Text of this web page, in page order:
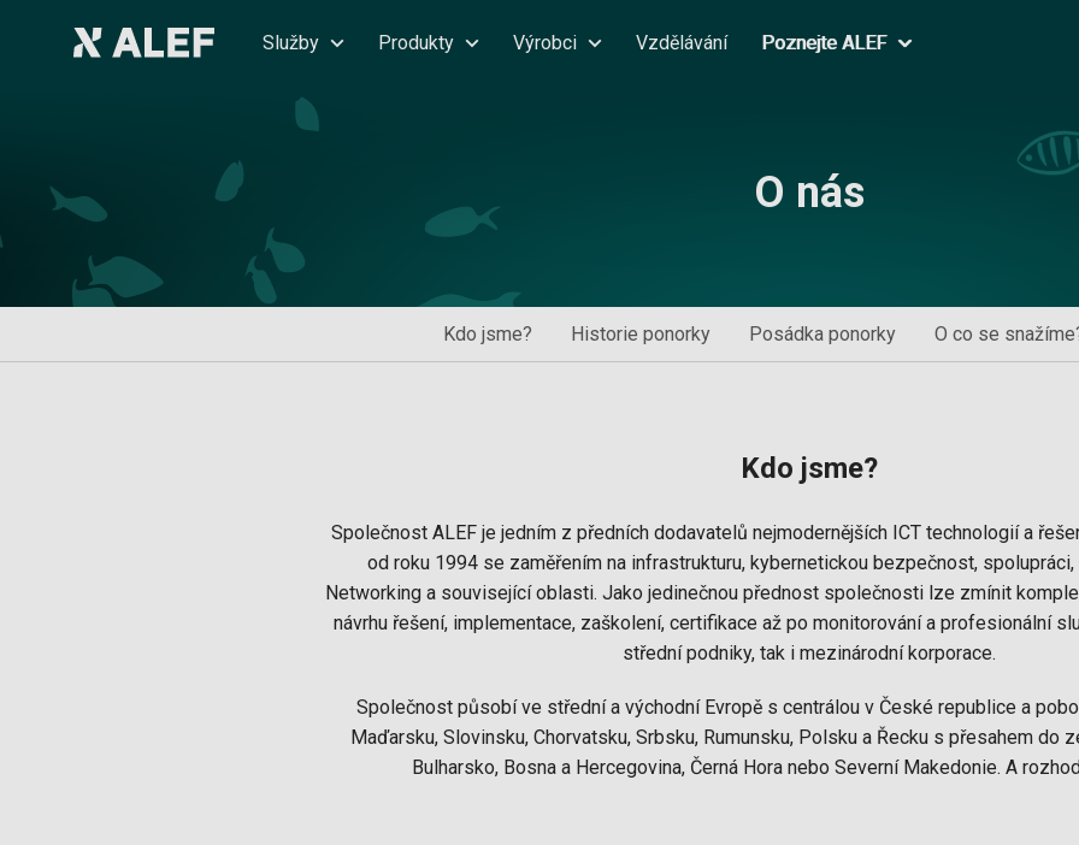
Služby Produkty Výrobci Vzdělávání Poznejte ALEF
O nás
O co se
Posádka ponorky
Historie ponorky
Kdo jsme?
Kdo jsme?
Společnost ALEF je jedním z předních dodavatelů nejmodernějších ICT technologií a
od roku 1994 se zaměřením na infrastrukturu, kybernetickou bezpečnost, spolupráci,
Networking a související oblasti. Jako jedinečnou přednost společnosti lze zmínit
návrhu řešení, implementace, zaškolení, certifikace až po monitorování a profesionální
střední podniky, tak i mezinárodní korporace.
Společnost působí ve střední a východní Evropě s centrálou v České republice a
Maďarsku, Slovinsku, Chorvatsku, Srbsku, Rumunsku, Polsku a Řecku s přesahem do
Bulharsko, Bosna a Hercegovina, Černá Hora nebo Severní Makedonie. A